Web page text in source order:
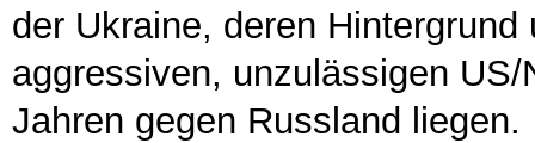
der Ukraine, deren
aggressiven, unzulässigen
Jahren gegen Russland liegen.